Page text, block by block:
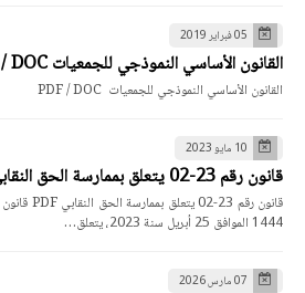
05 فبراير 2019
القانون الأساسي النموذجي للجمعيات PDF / DOC
القانون الأساسي النموذجي للجمعيات PDF / DOC
10 مايو 2023
قانون رقم 23-02 يتعلق بممارسة الحق النقابي PDF
1444 الموافق 25 أبريل سنة 2023، يتعلق…
07 مارس 2026